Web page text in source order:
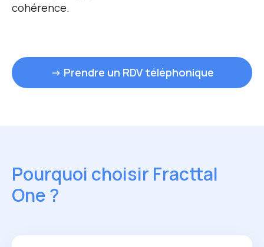
cohérence.
→ Prendre un RDV téléphonique
Pourquoi choisir Fracttal
One ?